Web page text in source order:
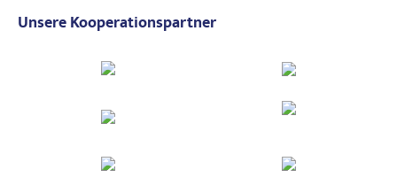
Unsere Kooperationspartner